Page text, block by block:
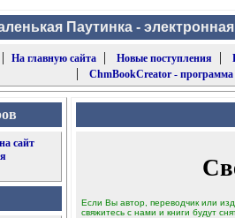
Паутинка -
|
На главную сайта| Новые поступления |
| ChmBookCreator -
сайт
Если Вы автор, переводчик или
свяжитесь с нами и книги будут